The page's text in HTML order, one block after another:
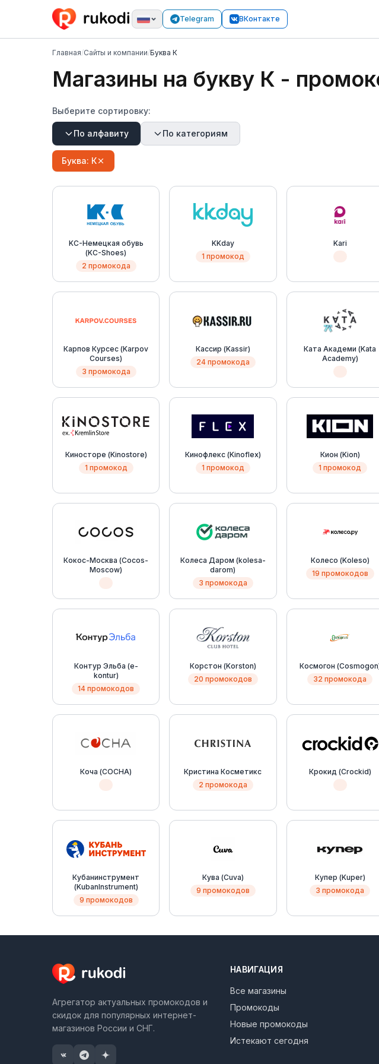
Telegram ВКонтакте
Главная/Сайты и компании/Буква К
Магазины на букву К -
Выберите сортировку:
По алфавиту По категориям
Буква: К
KC-Немецкая обувь
(KC-Shoes)
2 промокода
KKday
1 промокод
Kari
Карпов Курсес (Karpov
Courses)
3 промокода
Кассир (Kassir)
24 промокода
Ката Академи (Kata
Academy)
Киносторе (Kinostore)
1 промокод
Кинофлекс (Kinoflex)
1 промокод
Кион (Kion)
1 промокод
Кокос-Москва (Cocos-
Moscow)
Колеса Даром (kolesa-
darom)
3 промокода
Колесо (Koleso)
19 промокодов
Контур Эльба (e-
kontur)
14 промокодов
Корстон (Korston)
20 промокодов
Космогон
32 промокода
Коча (COCHA)
Кристина Косметикс
2 промокода
Крокид (Crockid)
Кубанинструмент
(KubanInstrument)
9 промокодов
Кува (Cuva)
9 промокодов
Купер (Kuper)
3 промокода
Агрегатор актуальных промокодов и
скидок для популярных интернет-
магазинов России и СНГ.
НАВИГАЦИЯ
Все магазины
Промокоды
Новые промокоды
Истекают сегодня